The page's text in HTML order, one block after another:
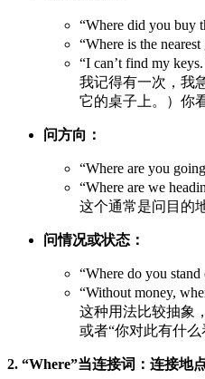
“Where did you buy
“Where is the
“I can’t find my
我记得有一次，我
它的桌子上。）你
问方向：
“Where are you
“Where are we
这个通常是问目的
问情况或状态：
“Where do you
“Without money,
这种用法比较抽象
或者“你对此有什么
2. “Where”当连接词：连接地